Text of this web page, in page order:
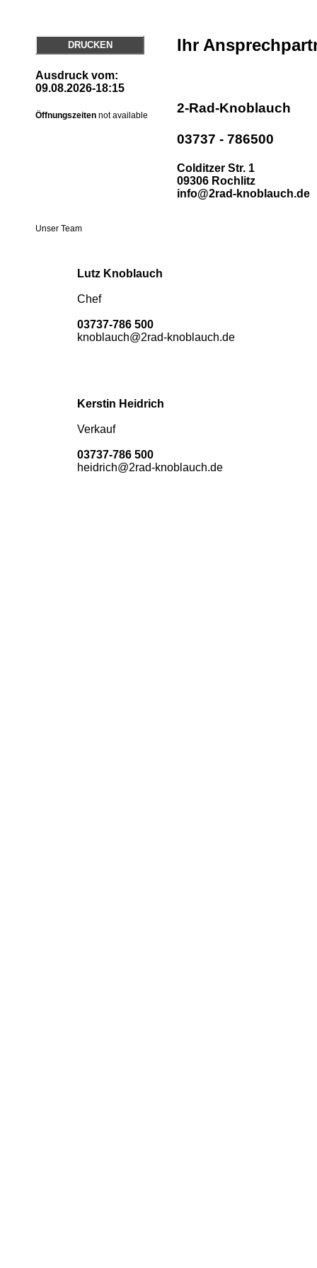
DRUCKEN
Ausdruck vom:
09.08.2026-18:15
Öffnungszeiten not available
Ihr
2-Rad-Knoblauch
03737 - 786500
Colditzer Str. 1
09306 Rochlitz
info@2rad-knoblauch.de
Unser Team
Lutz Knoblauch
Chef
03737-786 500
knoblauch@2rad-knoblauch.de
Kerstin Heidrich
Verkauf
03737-786 500
heidrich@2rad-knoblauch.de